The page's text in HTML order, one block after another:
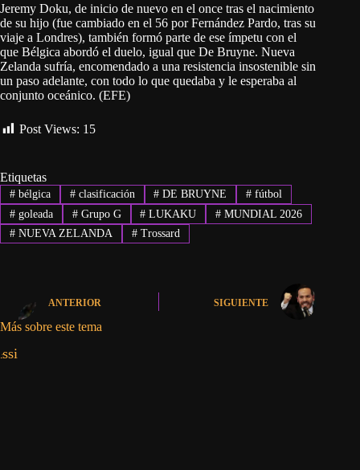
Jeremy Doku, de inicio de nuevo en el once tras el nacimiento
de su hijo (fue cambiado en el 56 por Fernández Pardo, tras su
viaje a Londres), también formó parte de ese ímpetu con el
que Bélgica abordó el duelo, igual que De Bruyne. Nueva
Zelanda sufría, encomendado a una resistencia insostenible sin
un paso adelante, con todo lo que quedaba y le esperaba al
conjunto oceánico. (EFE)
Post Views: 15
Etiquetas
#bélgica #clasificación # DE BRUYNE # fútbol
#goleada #Grupo G # LUKAKU # MUNDIAL 2026
#NUEVA ZELANDA #Trossard
ANTERIOR SIGUIENTE
Más sobre este tema